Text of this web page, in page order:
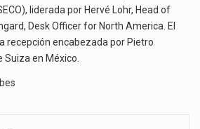
liderada por Hervé Lohr, Head of
Desk Officer for North America. El
recepción encabezada por Pietro
en México.